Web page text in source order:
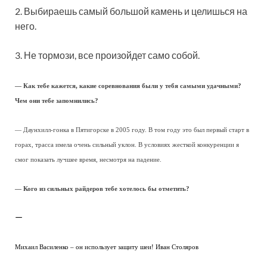
2. Выбираешь самый большой камень и целишься на
него.
3. Не тормози, все произойдет само собой.
— Как тебе кажется, какие соревнования были у тебя самыми удачными?
Чем они тебе запомнились?
— Даунхилл-гонка в Пятигорске в 2005 году. В том году это был первый старт в
горах, трасса имела очень сильный уклон. В условиях жесткой конкуренции я
смог показать лучшее время, несмотря на падение.
— Кого из сильных райдеров тебе хотелось бы отметить?
—
Михаил Василенко – он использует защиту шеи! Иван Столяров